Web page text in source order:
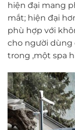
hiện đại mang
mắt; hiện đại
phù hợp với
cho người dùng
trong ,một spa